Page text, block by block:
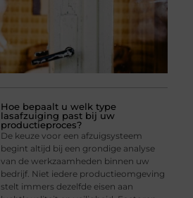
Hoe bepaalt u welk type
lasafzuiging past bij uw
productieproces?
De keuze voor een afzuigsysteem
begint altijd bij een grondige analyse
van de werkzaamheden binnen uw
bedrijf. Niet iedere productieomgeving
stelt immers dezelfde eisen aan